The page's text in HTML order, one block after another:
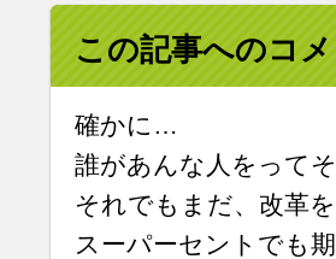
この記事へのコ
確かに…
誰があんな人をって
それでもまだ、改革
スーパーセントでも